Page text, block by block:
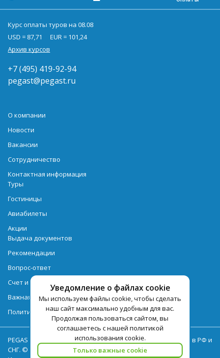
Уведомление о файлах cookie
Мы используем файлы cookie, чтобы сделать
наш сайт максимально удобным для вас.
Продолжая пользоваться сайтом, вы
соглашаетесь с нашей политикой
использования cookie.
Только важные cookie
Курс оплаты туров на 08.08
USD = 87,71
EUR = 101,24
Архив курсов
+7 (495) 419-92-94
pegast@pegast.ru
О компании
Новости
Вакансии
Сотрудничество
Контактная информация
Туры
Гостиницы
Авиабилеты
Акции
Выдача документов
Рекомендации
Вопрос-ответ
Счет и оплата
Важная информация по турпродукту
Политика обработки персональных данных
PEGAS Touristik — ведущий оператор туристических услуг в РФ и
СНГ. © 2026